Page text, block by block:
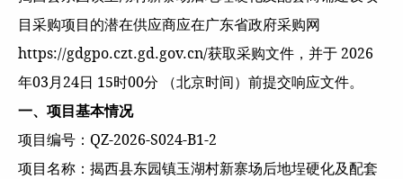
目采购项目的潜在供应商应在广东省政府采购网
https://gdgpo.czt.gd.gov.cn/获取采购文件，并于 2026
年03月24日 15时00分 （北京时间）前提交响应文件。
一、项目基本情况
项目编号：QZ-2026-S024-B1-2
项目名称：揭西县东园镇玉湖村新寨场后地埕硬化及配套